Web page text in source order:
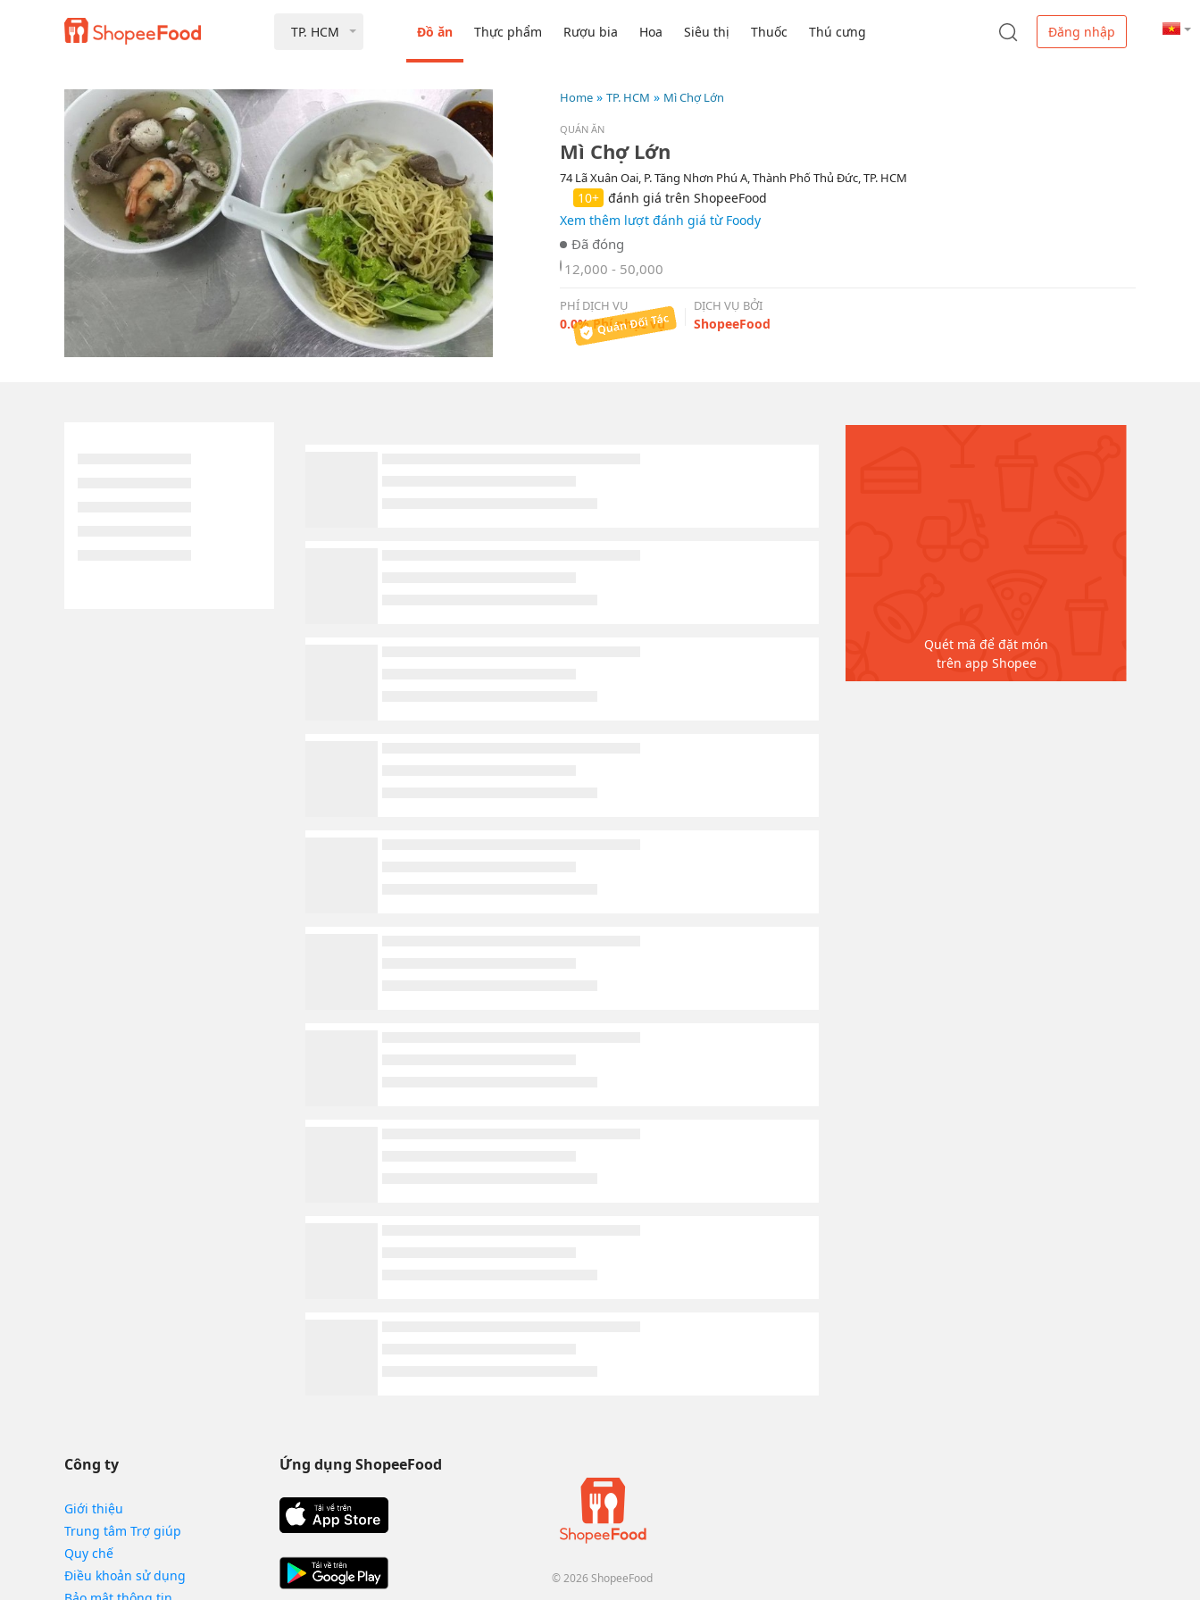
TP. HCM Đồ ăn Thực phẩm Rượu bia Hoa Siêu thị Thuốc Thú cưng Đăng nhập
Home TP. HCM Mì Chợ Lớn
QUÁN ĂN
Mì Chợ Lớn
74 Lã Xuân Oai, P. Tăng Nhơn Phú A, Thành Phố Thủ Đức, TP. HCM
10+ đánh giá trên ShopeeFood
Xem thêm lượt đánh giá từ Foody
12,000 - 50,000
PHÍ DỊCH VỤ
0.0% Phí phục vụ
DỊCH VỤ BỞI
ShopeeFood
Quét mã để đặt món
trên app Shopee
Công ty
Giới thiệu
Trung tâm Trợ giúp
Quy chế
Điều khoản sử dụng
Ứng dụng ShopeeFood
© 2026 ShopeeFood